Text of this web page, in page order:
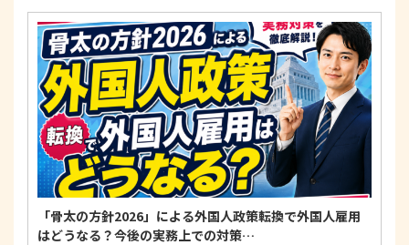
「骨太の方針2026」による外国人政策転換で外国人雇用
はどうなる？今後の実務上での対策…